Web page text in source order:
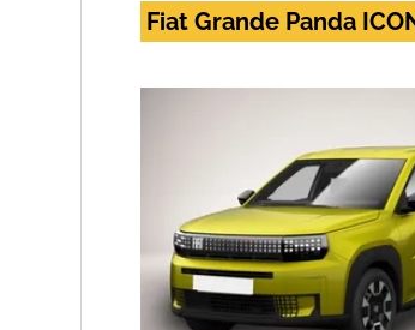
Fiat Grande Panda